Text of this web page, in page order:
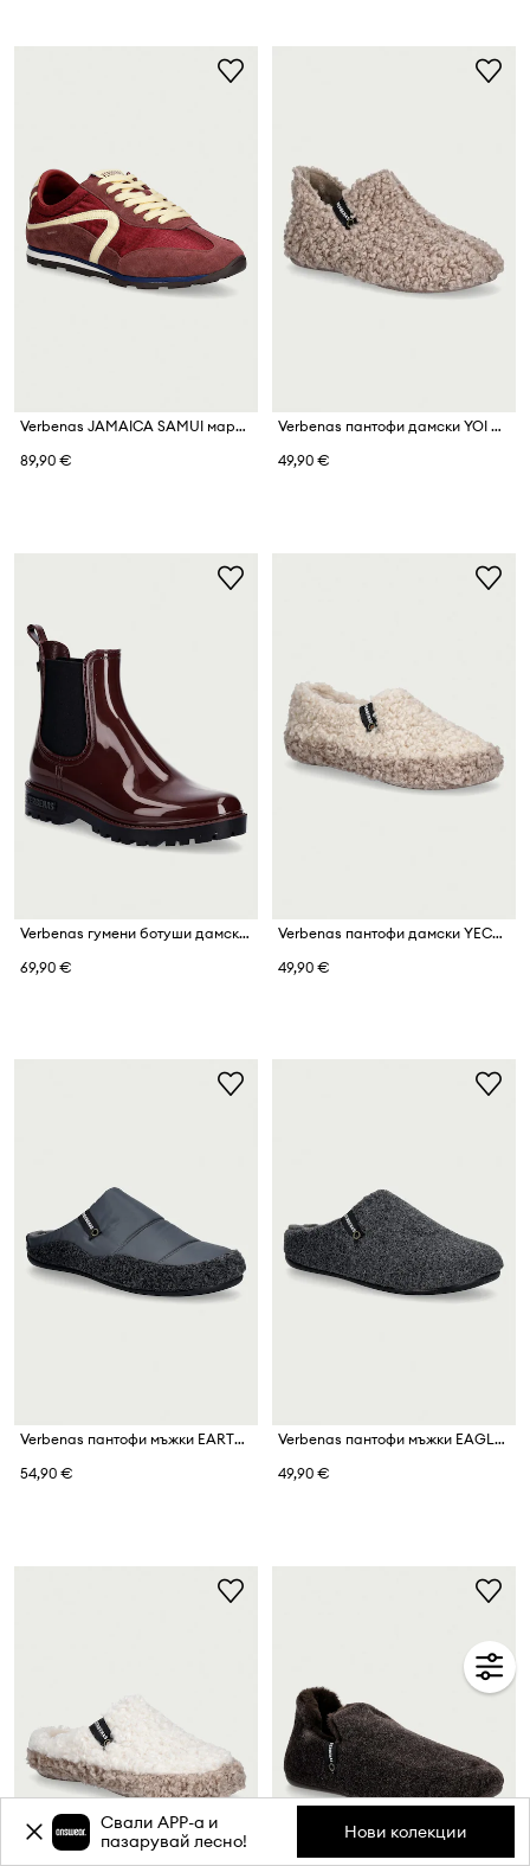
Verbenas JAMAICA SAMUI маратонки дамски
89,90 €
Verbenas пантофи дамски YOI CURLY
49,90 €
Verbenas гумени ботуши дамски GAUDI BRILLO
69,90 €
Verbenas пантофи дамски YECLA CURLY
49,90 €
Verbenas пантофи мъжки EARTH ACOLCHADO
54,90 €
Verbenas пантофи мъжки EAGLE PICOS PET TONE
49,90 €
Свали APP-a и
пазарувай лесно!
Нови колекции